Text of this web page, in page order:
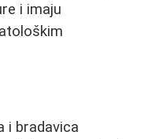
i imaju
i bradavica